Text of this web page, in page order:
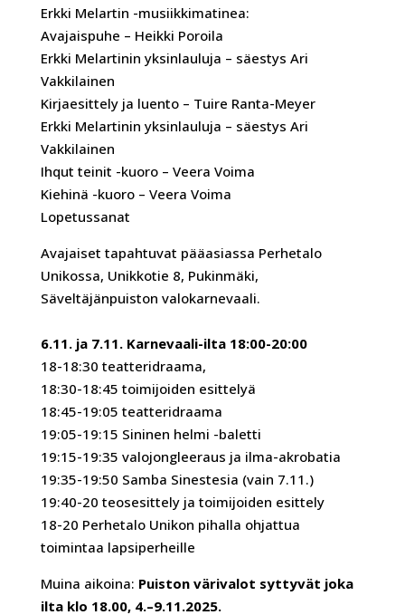
Erkki Melartin -musiikkimatinea:
Avajaispuhe – Heikki Poroila
Erkki Melartinin yksinlauluja – säestys Ari
Vakkilainen
Kirjaesittely ja luento – Tuire Ranta-Meyer
Erkki Melartinin yksinlauluja – säestys Ari
Vakkilainen
Ihqut teinit -kuoro – Veera Voima
Kiehinä -kuoro – Veera Voima
Lopetussanat
Avajaiset tapahtuvat pääasiassa Perhetalo
Unikossa, Unikkotie 8, Pukinmäki,
Säveltäjänpuiston valokarnevaali.
6.11. ja 7.11. Karnevaali-ilta 18:00-20:00
18-18:30 teatteridraama,
18:30-18:45 toimijoiden esittelyä
18:45-19:05 teatteridraama
19:05-19:15 Sininen helmi -baletti
19:15-19:35 valojongleeraus ja ilma-akrobatia
19:35-19:50 Samba Sinestesia (vain 7.11.)
19:40-20 teosesittely ja toimijoiden esittely
18-20 Perhetalo Unikon pihalla ohjattua
toimintaa lapsiperheille
Muina aikoina: Puiston värivalot syttyvät joka
ilta klo 18.00, 4.–9.11.2025.